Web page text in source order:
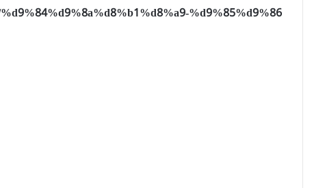
%d9%84%d9%8a%d8%b1%d8%a9-%d9%85%d9%86/